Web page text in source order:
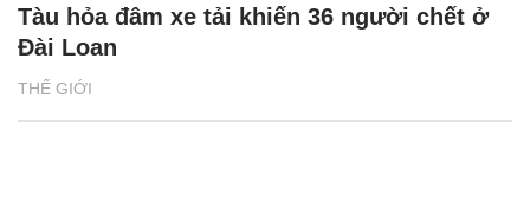
THẾ GIỚI
Tàu hỏa đâm xe tải khiến 36 người chết ở
Đài Loan